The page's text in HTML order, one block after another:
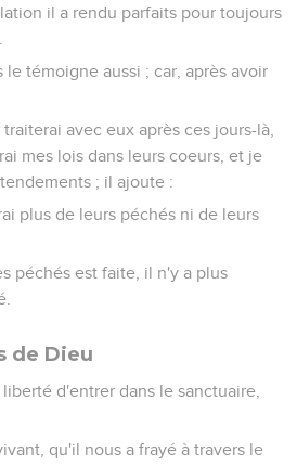
il a rendu parfaits pour toujours
le témoigne aussi ; car, après avoir
avec eux après ces jours-là,
mes lois dans leurs coeurs, et je
; il ajoute :
plus de leurs péchés ni de leurs
péchés est faite, il n'y a plus
de Dieu
d'entrer dans le sanctuaire,
qu'il nous a frayé à travers le